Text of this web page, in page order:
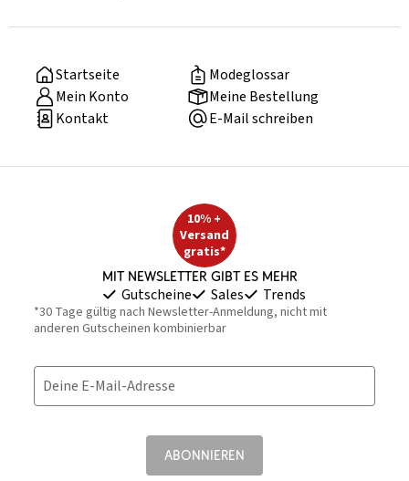
Startseite
Modeglossar
Mein Konto
Meine Bestellung
Kontakt
E-Mail schreiben
10% +
Versand
gratis*
Mit Newsletter gibt es mehr
Gutscheine Sales Trends
*30 Tage gültig nach Newsletter-Anmeldung, nicht mit
anderen Gutscheinen kombinierbar
Deine E-Mail-Adresse
ABONNIEREN